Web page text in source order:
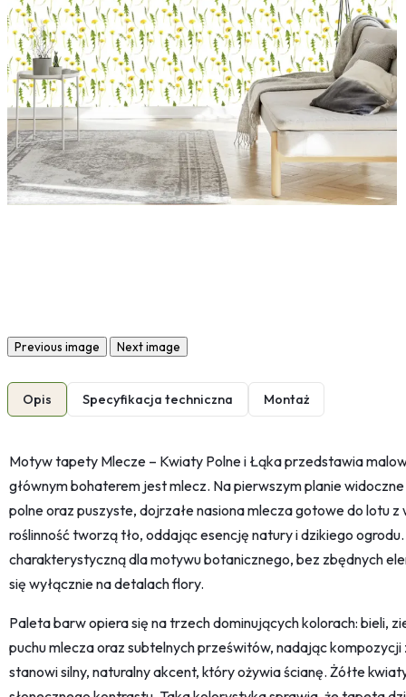
Previous image Next image
Opis Specyfikacja techniczna Montaż
Motyw tapety Mlecze – Kwiaty Polne i Łąka przedstawia
głównym bohaterem jest mlecz. Na pierwszym planie
polne oraz puszyste, dojrzałe nasiona mlecza gotowe do lotu
roślinność tworzą tło, oddając esencję natury i dzikiego
charakterystyczną dla motywu botanicznego, bez zbędnych
się wyłącznie na detalach flory.
Paleta barw opiera się na trzech dominujących kolorach: bieli,
puchu mlecza oraz subtelnych prześwitów, nadając kompozycji
stanowi silny, naturalny akcent, który ożywia ścianę. Żółte